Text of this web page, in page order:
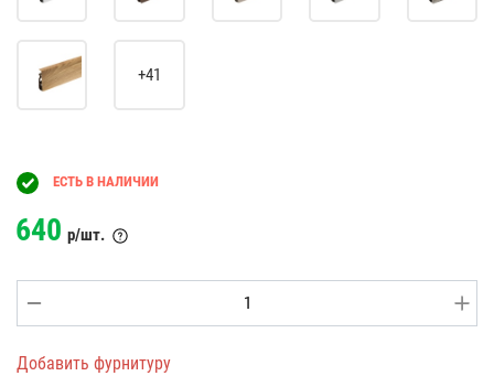
+41
ЕСТЬ В НАЛИЧИИ
640 р/шт.
Добавить фурнитуру